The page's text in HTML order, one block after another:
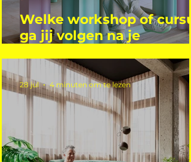
Welke workshop of
ga jij volgen na je
28 jul 4 minuten om te lezen